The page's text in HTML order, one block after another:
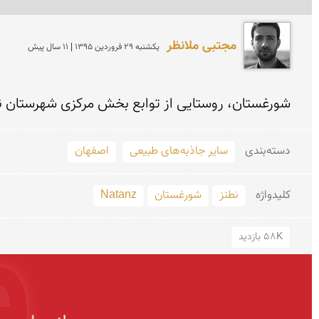
مجتبی ملانظر يكشنبه 29 فروردين 1395 | 11 سال پیش
شورغستان، روستایی از توابع بخش مرکزی شهرستان
دسته‌بندی سایر جاذبه‌های طبیعی اصفهان
کلید‌واژه نطنز شورغستان Natanz
58K بازدید